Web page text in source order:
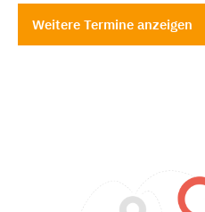
Weitere Termine anzeigen